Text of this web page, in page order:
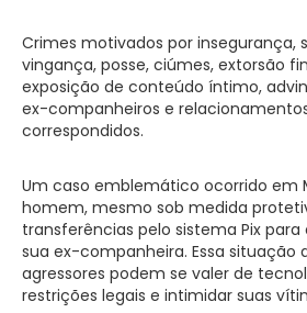
Crimes motivados por insegurança,
vingança, posse, ciúmes, extorsão
exposição de conteúdo íntimo,
ex-companheiros e
correspondidos.
Um caso emblemático ocorrido em
homem, mesmo sob medida
transferências pelo sistema Pix
sua ex-companheira. Essa situação
agressores podem se valer de
restrições legais e intimidar suas